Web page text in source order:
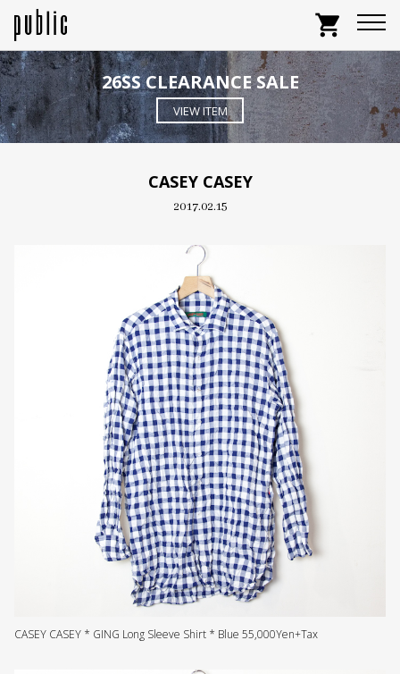
shopping_cart
26SS CLEARANCE SALE
VIEW ITEM
CASEY CASEY
2017.02.15
CASEY CASEY * GING Long Sleeve Shirt * Blue 55,000Yen+Tax